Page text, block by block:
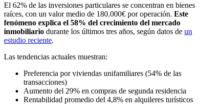
El 62% de las inversiones particulares se concentran en bienes
raíces, con un valor medio de 180.000€ por operación. Este
fenómeno explica el 58% del crecimiento del mercado
inmobiliario durante los últimos tres años, según datos de un
estudio reciente.
Las tendencias actuales muestran:
Preferencia por viviendas unifamiliares (54% de las
transacciones)
Aumento del 29% en compras de segunda residencia
Rentabilidad promedio del 4,8% en alquileres turísticos